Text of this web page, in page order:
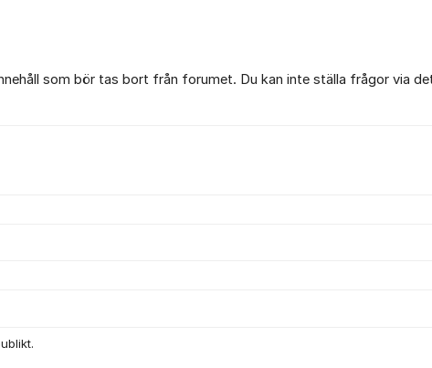
som bör tas bort från forumet. Du kan inte ställa frågor via